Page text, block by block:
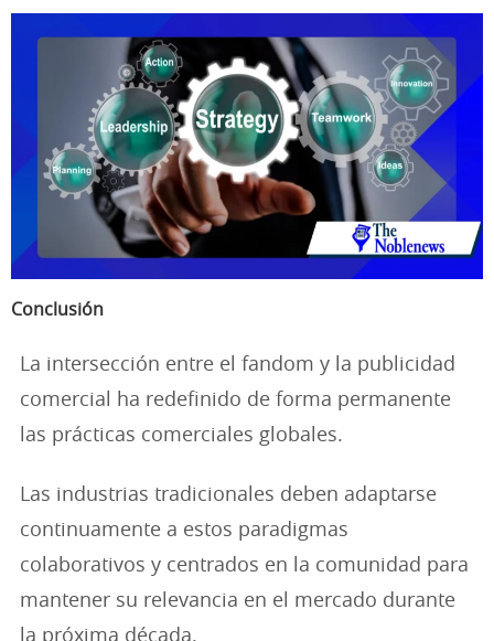
Conclusión
La intersección entre el fandom y la publicidad
comercial ha redefinido de forma permanente
las prácticas comerciales globales.
Las industrias tradicionales deben adaptarse
continuamente a estos paradigmas
colaborativos y centrados en la comunidad para
mantener su relevancia en el mercado durante
la próxima década.